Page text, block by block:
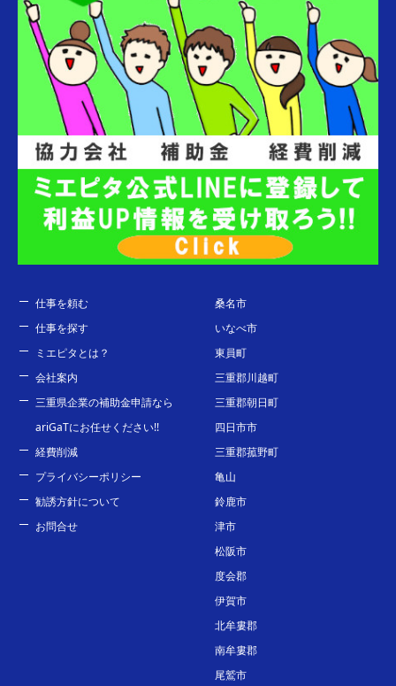
仕事を頼む
仕事を探す
ミエピタとは？
会社案内
三重県企業の補助金申請なら
ariGaTにお任せください!!
経費削減
プライバシーポリシー
勧誘方針について
お問合せ
桑名市
いなべ市
東員町
三重郡川越町
三重郡朝日町
四日市市
三重郡菰野町
亀山
鈴鹿市
津市
松阪市
度会郡
伊賀市
北牟婁郡
南牟婁郡
尾鷲市